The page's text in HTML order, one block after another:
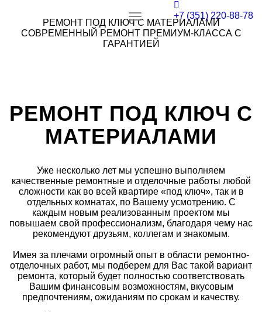
+7 (351) 220-88-78
Toggle
navigation
РЕМОНТ ПОД КЛЮЧ С МАТЕРИАЛАМИ
СОВРЕМЕННЫЙ РЕМОНТ ПРЕМИУМ-КЛАССА С
ГАРАНТИЕЙ
РЕМОНТ ПОД КЛЮЧ С
МАТЕРИАЛАМИ
Уже несколько лет мы успешно выполняем
качественные ремонтные и отделочные работы любой
сложности как во всей квартире «под ключ», так и в
отдельных комнатах, по Вашему усмотрению. С
каждым новым реализованным проектом мы
повышаем свой профессионализм, благодаря чему нас
рекомендуют друзьям, коллегам и знакомым.
Имея за плечами огромный опыт в области ремонтно-
отделочных работ, мы подберем для Вас такой вариант
ремонта, который будет полностью соответствовать
Вашим финансовым возможностям, вкусовым
предпочтениям, ожиданиям по срокам и качеству.